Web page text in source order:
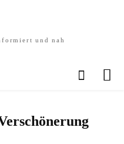
und nah